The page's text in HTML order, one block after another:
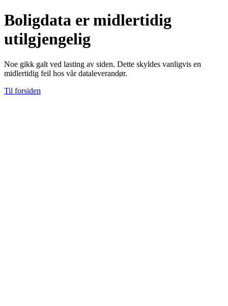
Boligdata er midlertidig
utilgjengelig
Noe gikk galt ved lasting av siden. Dette skyldes vanligvis en
midlertidig feil hos vår dataleverandør.
Til forsiden